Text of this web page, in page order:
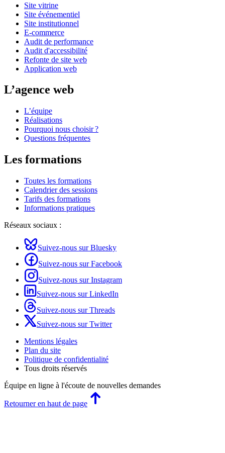
Site vitrine
Site événementiel
Site institutionnel
E-commerce
Audit de performance
Audit d'accessibilité
Refonte de site web
Application web
L’agence web
L’équipe
Réalisations
Pourquoi nous choisir ?
Questions fréquentes
Les formations
Toutes les formations
Calendrier des sessions
Tarifs des formations
Informations pratiques
Réseaux sociaux :
Suivez-nous sur Bluesky
Suivez-nous sur Facebook
Suivez-nous sur Instagram
Suivez-nous sur LinkedIn
Suivez-nous sur Threads
Suivez-nous sur Twitter
Mentions légales
Plan du site
Politique de confidentialité
Tous droits réservés
Équipe en ligne à l'écoute de nouvelles demandes
Retourner en haut de page